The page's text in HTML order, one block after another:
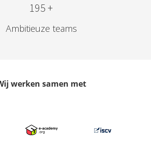
195 +
Ambitieuze teams
werken samen met